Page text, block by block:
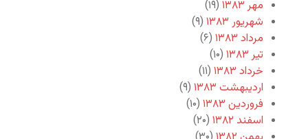
مهر ۱۳۸۳
(۱۹)
شهریور ۱۳۸۳
(۹)
مرداد ۱۳۸۳
(۶)
تیر ۱۳۸۳
(۱۰)
خرداد ۱۳۸۳
(۱۱)
اردیبهشت ۱۳۸۳
(۹)
فروردین ۱۳۸۳
(۱۰)
اسفند ۱۳۸۲
(۲۰)